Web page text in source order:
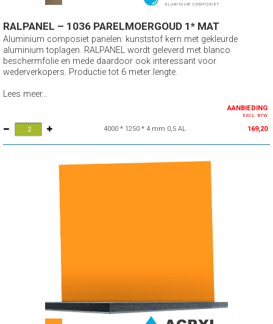
RALPANEL – 1036 PARELMOERGOUD 1* MAT
Aluminium composiet panelen: kunststof kern met gekleurde
aluminium toplagen. RALPANEL wordt geleverd met blanco
beschermfolie en mede daardoor ook interessant voor
wederverkopers. Productie tot 6 meter lengte.
Lees meer...
AANBIEDING
EXCL. BTW
4000 * 1250 * 4 mm 0,5 AL 169,20